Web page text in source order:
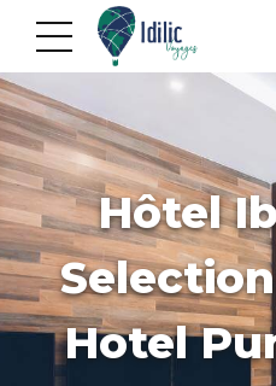
Hôtel
Hotel